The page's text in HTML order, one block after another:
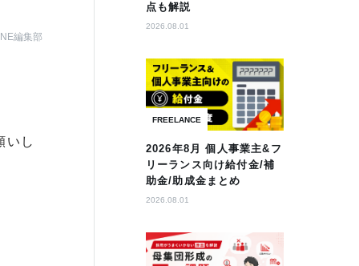
編集部
いし
点も解説
2026.08.01
FREELANCE
2026年8月 個人事業主&フ
リーランス向け給付金/補
助金/助成金まとめ
2026.08.01